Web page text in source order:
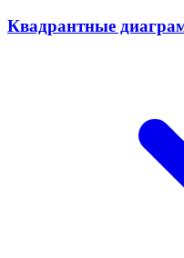
Квадрантные